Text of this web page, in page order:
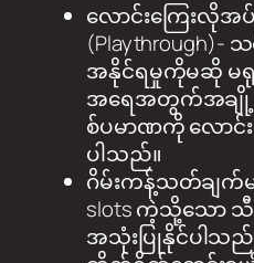
လောင်းကြေးလိုအပ်
အနိုင်ရမှုကိုမဆို မ
အရေအတွက်အချို့ (
စ်ပမာဏကို လောင်
ပါသည်။
ဂိမ်းကန့်သတ်ချက်မ
slots ကဲ့သို့သော သီး
အသုံးပြုနိုင်ပါသည်။